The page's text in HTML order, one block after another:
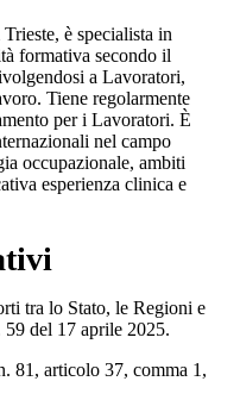
è specialista in
formativa secondo il
a Lavoratori,
Tiene regolarmente
per i Lavoratori. È
nel campo
occupazionale, ambiti
esperienza clinica e
tra lo Stato, le Regioni e
del 17 aprile 2025.
81, articolo 37, comma 1,